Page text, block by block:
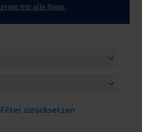
zeige mir alle News
Filter zurücksetzen